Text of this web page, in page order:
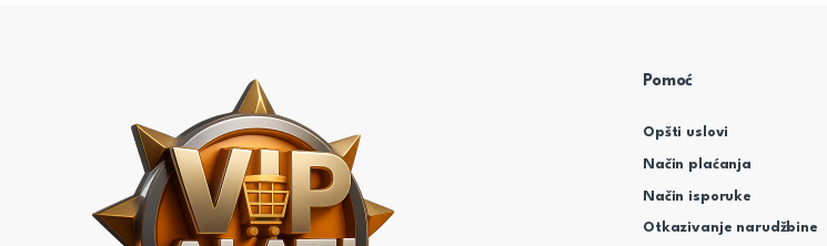
Pomoć
Opšti uslovi
Način plaćanja
Način isporuke
Otkazivanje narudžbine